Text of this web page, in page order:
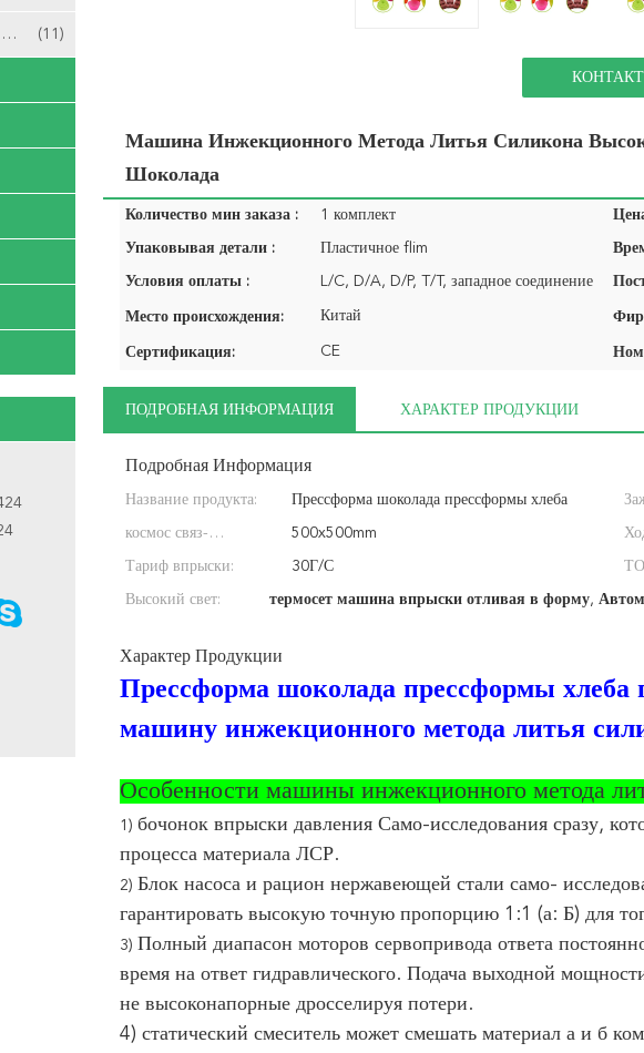
Автозапчасти силикона делая машину (11)
КОНТАКТ
Машина Инжекционного Метода Литья Силикона
Шоколада
Количество мин заказа : 1 комплект
Упаковывая детали : Пластичное flim
Условия оплаты : L/C, D/A, D/P, T/T, западное соединение
Место происхождения: Китай
Сертификация: CE
ПОДРОБНАЯ ИНФОРМАЦИЯ ХАРАКТЕР ПРОДУКЦИИ
Подробная Информация
Название продукта: Прессформа шоколада прессформы хлеба
прессформы торта силикона делая машину
инжекционного метода лит
космос связ-
адвокатского сословия:
500x500mm
Тариф впрыски: 30Г/С
Высокий свет: термосет машина впрыски отливая в форму,
Характер Продукции
Прессформа шоколада прессформы хлеба
машину инжекционного метода литья
Особенности машины инжекционного метода
1) бочонок впрыски давления Само-исследования сразу,
процесса материала ЛСР.
2) Блок насоса и рацион нержавеющей стали само-
гарантировать высокую точную пропорцию 1:1 (а: Б) для
3) Полный диапасон моторов сервопривода ответа
время на ответ гидравлического. Подача выходной
не высоконапорные дросселируя потери.
4) статический смеситель может смешать материал а и б